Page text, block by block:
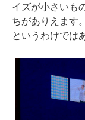
イズが小さいも
ちがありえます
というわけでは